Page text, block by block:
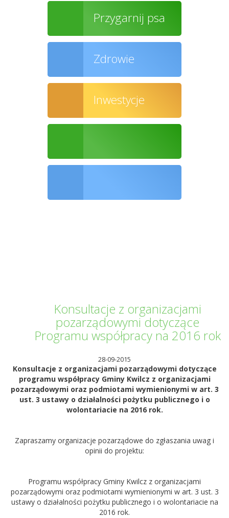
Przygarnij psa
Zdrowie
Inwestycje
Konsultacje z organizacjami
pozarządowymi dotyczące
Programu współpracy na 2016 rok
28-09-2015
Konsultacje z organizacjami pozarządowymi dotyczące
programu współpracy Gminy Kwilcz z organizacjami
pozarządowymi oraz podmiotami wymienionymi w art. 3
ust. 3 ustawy o działalności pożytku publicznego i o
wolontariacie na 2016 rok.
Zapraszamy organizacje pozarządowe do zgłaszania uwag i
opinii do projektu:
Programu współpracy Gminy Kwilcz z organizacjami
pozarządowymi oraz podmiotami wymienionymi w art. 3 ust. 3
ustawy o działalności pożytku publicznego i o wolontariacie na
2016 rok.